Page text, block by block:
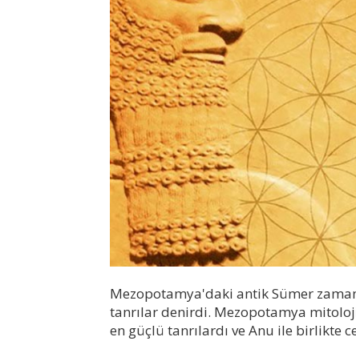
Mezopotamya'daki antik Sümer
tanrılar denirdi. Mezopotamya
en güçlü tanrılardı ve Anu ile birlikte